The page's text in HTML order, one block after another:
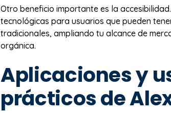
Otro beneficio importante es la
tecnológicas para usuarios que pueden
tradicionales, ampliando tu alcance de
orgánica.
Aplicaciones y
prácticos de